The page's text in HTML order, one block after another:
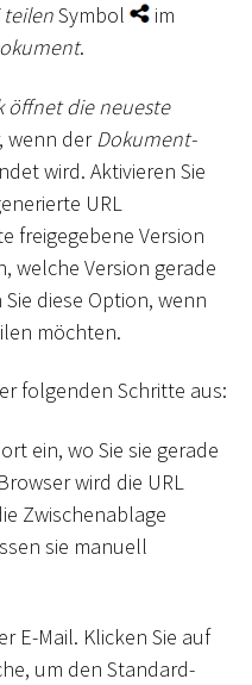
teilenSymbol
im
.
öffnet die neueste
wenn derDokument-
wird. Aktivieren Sie
URL
freigegebene Version
welche Version gerade
diese Option, wenn
möchten.
folgenden Schritte aus:
ein, wo Sie sie gerade
wird die URL
Zwischenablage
sie manuell
E-Mail. Klicken Sie auf
um den Standard-